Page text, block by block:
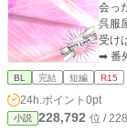
会った
呉服
受け
➡︎ 番
らす
お勧
「ゆ
BL 完結 短編 R15
24h.ポイント 0pt
小説 228,792 位 /